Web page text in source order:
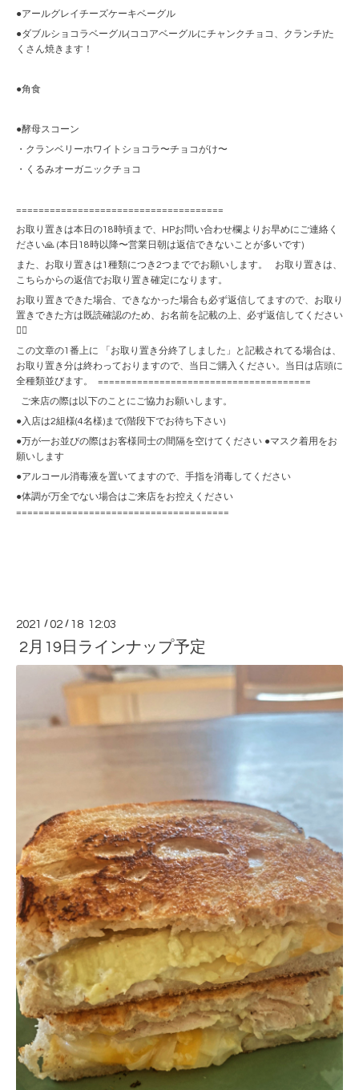
●アールグレイチーズケーキベーグル
●ダブルショコラベーグル(ココアベーグルにチャンクチョコ、クランチ)た
くさん焼きます！
●角食
●酵母スコーン
・クランベリーホワイトショコラ〜チョコがけ〜
・くるみオーガニックチョコ
=====================================
お取り置きは本日の18時頃まで、HPお問い合わせ欄よりお早めにご連絡く
ださい🙏 (本日18時以降〜営業日朝は返信できないことが多いです)
また、お取り置きは1種類につき2つまででお願いします。 お取り置きは、
こちらからの返信でお取り置き確定になります。
お取り置きできた場合、できなかった場合も必ず返信してますので、お取り
置きできた方は既読確認のため、お名前を記載の上、必ず返信してください
🙇‍♀️
この文章の1番上に 「お取り置き分終了しました」と記載されてる場合は、
お取り置き分は終わっておりますので、当日ご購入ください。当日は店頭に
全種類並びます。 ======================================
ご来店の際は以下のことにご協力お願いします。
●入店は2組様(4名様)まで(階段下でお待ち下さい)
●万が一お並びの際はお客様同士の間隔を空けてください ●マスク着用をお
願いします
●アルコール消毒液を置いてますので、手指を消毒してください
●体調が万全でない場合はご来店をお控えください
======================================
2021 /02 / 18 12:03
2月19日ラインナップ予定